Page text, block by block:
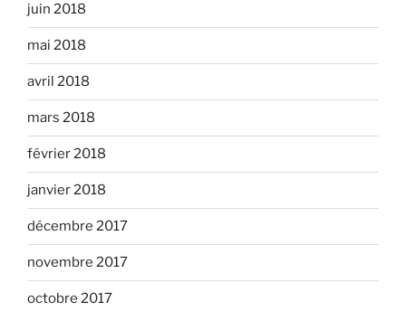
juin 2018
mai 2018
avril 2018
mars 2018
février 2018
janvier 2018
décembre 2017
novembre 2017
octobre 2017